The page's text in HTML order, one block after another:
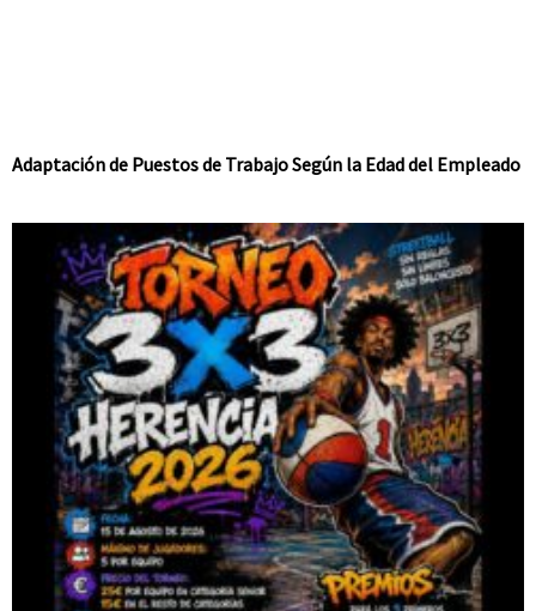
Adaptación de Puestos de Trabajo Según la Edad del Empleado